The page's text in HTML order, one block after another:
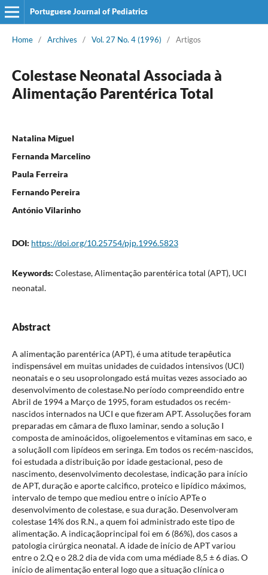
Portuguese Journal of Pediatrics
Home / Archives / Vol. 27 No. 4 (1996) / Artigos
Colestase Neonatal Associada à
Alimentação Parentérica Total
Natalina Miguel
Fernanda Marcelino
Paula Ferreira
Fernando Pereira
António Vilarinho
DOI: https://doi.org/10.25754/pjp.1996.5823
Keywords: Colestase, Alimentação parentérica total (APT), UCI
neonatal.
Abstract
A alimentação parentérica (APT), é uma atitude terapêutica
indispensável em muitas unidades de cuidados intensivos (UCI)
neonatais e o seu usoprolongado está muitas vezes associado ao
desenvolvimento de colestase.No período compreendido entre
Abril de 1994 a Março de 1995, foram estudados os recém-
nascidos internados na UCI e que fizeram APT. Assoluções foram
preparadas em câmara de fluxo laminar, sendo a solução I
composta de aminoácidos, oligoelementos e vitaminas em saco, e
a soluçãoII com lipídeos em seringa. Em todos os recém-nascidos,
foi estudada a distribuição por idade gestacional, peso de
nascimento, desenvolvimento decolestase, indicação para início
de APT, duração e aporte calcifico, proteico e lipídico máximos,
intervalo de tempo que mediou entre o início APTe o
desenvolvimento de colestase, e sua duração. Desenvolveram
colestase 14% dos R.N., a quem foi administrado este tipo de
alimentação. A indicaçãoprincipal foi em 6 (86%), dos casos a
patologia cirúrgica neonatal. A idade de início de APT variou
entre o 2.Q e o 28.2 dia de vida com uma médiade 8,5 ± 6 dias. O
início de alimentação enteral logo que a situação clínica o